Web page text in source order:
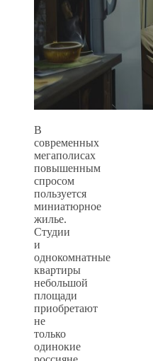
В
современных
мегаполисах
повышенным
спросом
пользуется
миниатюрное
жилье.
Студии
и
однокомнатные
квартиры
небольшой
площади
приобретают
не
только
одинокие